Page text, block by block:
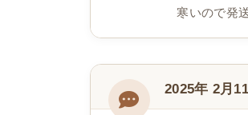
寒いので発
2025年 2月